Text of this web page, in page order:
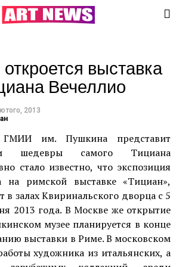
выставка
Вечеллио
2013
им. Пушкина представит
шедевры самого Тициана
стало известно, что экспозиция
на римской выставке «Тициан»,
в залах Квиринальского дворца с 5
2013 года. В Москве же открытие
музее планируется в конце
выставки в Риме. В московском
художника из итальянских, а